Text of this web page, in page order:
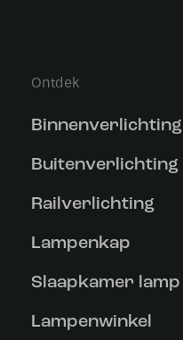
Ontdek
Binnenverlichting
Buitenverlichting
Railverlichting
Lampenkap
Slaapkamer lamp
Lampenwinkel